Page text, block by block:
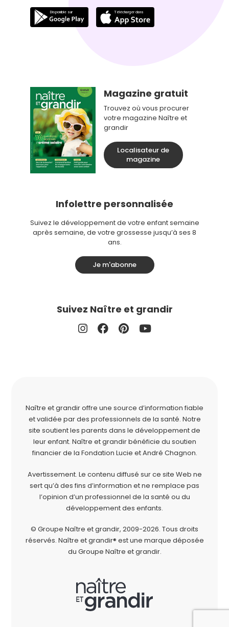
Magazine gratuit
Trouvez où vous procurer
votre magazine Naître et
grandir
Localisateur de
magazine
Infolettre personnalisée
Suivez le développement de votre enfant semaine
après semaine, de votre grossesse jusqu’à ses 8
ans.
Je m'abonne
Suivez Naître et grandir
Naître et grandir offre une source d’information fiable
et validée par des professionnels de la santé. Notre
site soutient les parents dans le développement de
leur enfant. Naître et grandir bénéficie du soutien
financier de la Fondation Lucie et André Chagnon.
Avertissement. Le contenu diffusé sur ce site Web ne
sert qu’à des fins d’information et ne remplace pas
l’opinion d’un professionnel de la santé ou du
développement des enfants.
© Groupe Naître et grandir, 2009-2026. Tous droits
réservés. Naître et grandir® est une marque déposée
du Groupe Naître et grandir.